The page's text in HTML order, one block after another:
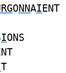
ONNAIENT
IONS
T